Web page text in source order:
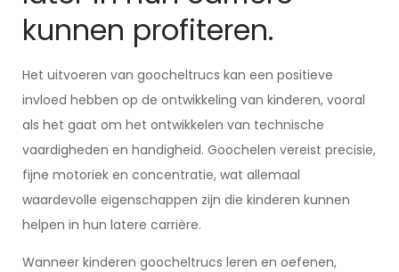
kunnen profiteren.
Het uitvoeren van goocheltrucs kan een positieve
invloed hebben op de ontwikkeling van kinderen, vooral
als het gaat om het ontwikkelen van technische
vaardigheden en handigheid. Goochelen vereist precisie,
fijne motoriek en concentratie, wat allemaal
waardevolle eigenschappen zijn die kinderen kunnen
helpen in hun latere carrière.
Wanneer kinderen goocheltrucs leren en oefenen,